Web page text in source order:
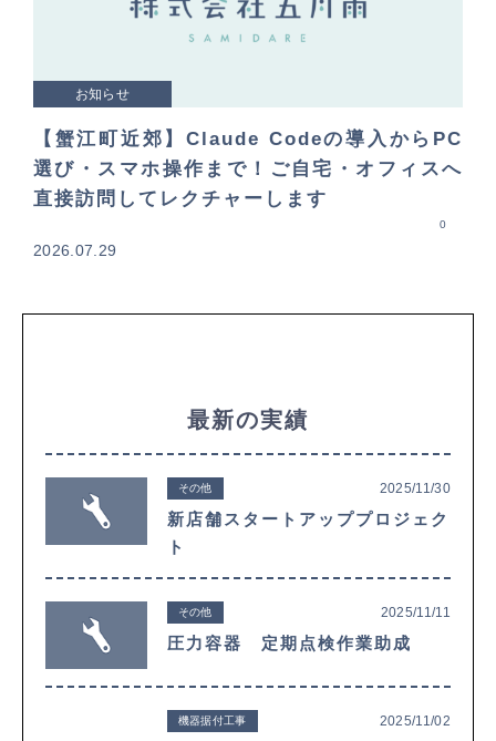
お知らせ
【蟹江町近郊】Claude Codeの導入からPC
選び・スマホ操作まで！ご自宅・オフィスへ
直接訪問してレクチャーします
2026.07.29
0
最新の実績
その他 2025/11/30
新店舗スタートアッププロジェク
ト
その他 2025/11/11
圧力容器 定期点検作業助成
機器据付工事 2025/11/02